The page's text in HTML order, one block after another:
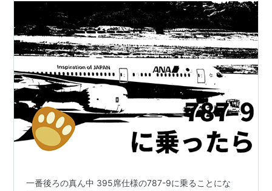
一番後ろの真ん中 395席仕様の787-9に乗ることにな